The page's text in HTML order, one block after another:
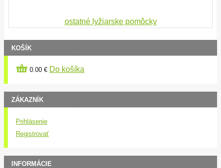
ostatné lyžiarske pomôcky
KOŠÍK
0.00 € Do košíka
ZÁKAZNÍK
Prihlásenie
Registrovať
INFORMÁCIE